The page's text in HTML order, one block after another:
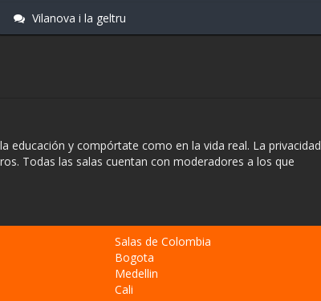
Vilanova i la geltru
educación y compórtate como en la vida real. La privacidad
Todas las salas cuentan con moderadores a los que
Salas de Colombia
Bogota
Medellin
Cali